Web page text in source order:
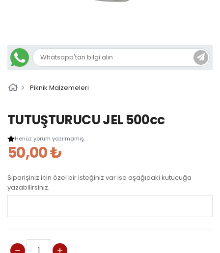
Piknik Malzemeleri
TUTUŞTURUCU JEL 500cc
Henüz yorum yazılmamış.
50,00 ₺
Siparişiniz için özel bir isteğiniz var ise aşağıdaki kutucuğa
yazabilirsiniz.